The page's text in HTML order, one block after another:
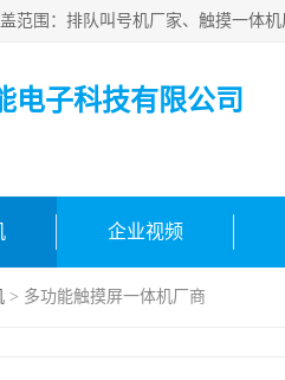
电子科技有限公司
企业视频
> 多功能触摸屏一体机厂商